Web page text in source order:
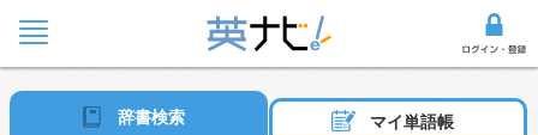
辞書検索 マイ単語帳